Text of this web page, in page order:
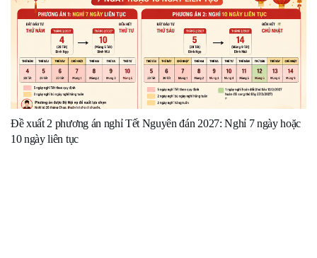
Đề xuất 2 phương án nghỉ Tết Nguyên đán 2027: Nghỉ 7 ngày hoặc
10 ngày liên tục